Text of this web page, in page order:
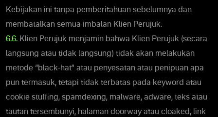
Kebijakan ini tanpa pemberitahuan sebelumnya dan
membatalkan semua imbalan Klien Perujuk.
6.6. Klien Perujuk menjamin bahwa Klien Perujuk (secara
langsung atau tidak langsung) tidak akan melakukan
metode “black-hat” atau penyesatan atau penipuan apa
pun termasuk, tetapi tidak terbatas pada keyword atau
cookie stuffing, spamdexing, malware, adware, teks atau
tautan tersembunyi, halaman doorway atau cloaked, link